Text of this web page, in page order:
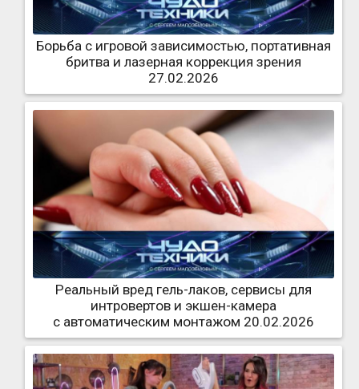
Борьба с игровой зависимостью, портативная
бритва и лазерная коррекция зрения
27.02.2026
Реальный вред гель-лаков, сервисы для
интровертов и экшен-камера
с автоматическим монтажом 20.02.2026